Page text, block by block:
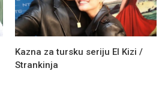
Kazna za tursku seriju El Kizi /
Strankinja